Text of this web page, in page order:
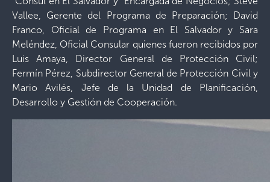
Vallee, Gerente del Programa de Preparación; David
Franco, Oficial de Programa en El Salvador y Sara
Meléndez, Oficial Consular quienes fueron recibidos por
Luis Amaya, Director General de Protección Civil;
Fermín Pérez, Subdirector General de Protección Civil y
Mario Avilés, Jefe de la Unidad de Planificación,
Desarrollo y Gestión de Cooperación.